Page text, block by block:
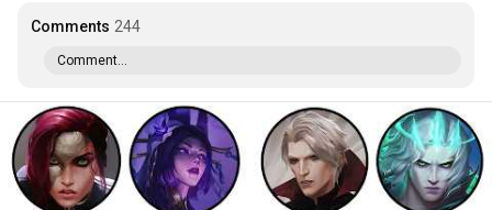
Comments 244
Comment...